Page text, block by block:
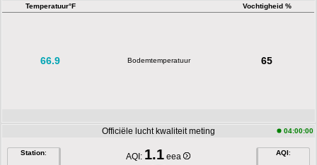
Temperatuur°F
Vochtigheid %
66.9 Bodemtemperatuur 65
Officiële lucht kwaliteit meting 04:00:00
Station: AQI: 1.1 eea AQI: